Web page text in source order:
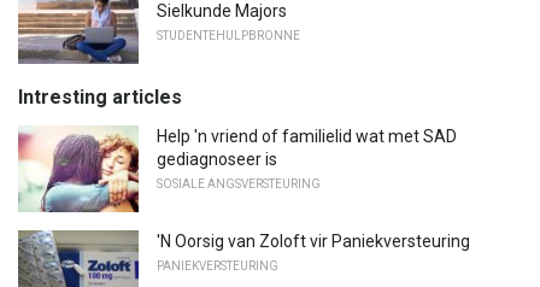
Sielkunde Majors
STUDENTEHULPBRONNE
Intresting articles
Help 'n vriend of familielid wat met SAD
gediagnoseer is
SOSIALE ANGSVERSTEURING
'N Oorsig van Zoloft vir Paniekversteuring
PANIEKVERSTEURING